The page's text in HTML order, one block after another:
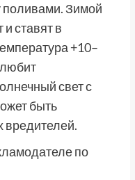
Зимой
ставят в
+10–
любит
свет с
быть
вредителей.
по